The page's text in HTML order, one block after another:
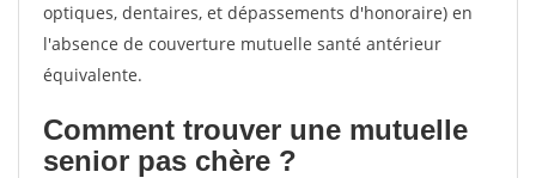
optiques, dentaires, et dépassements d'honoraire) en
l'absence de couverture mutuelle santé antérieur
équivalente.
Comment trouver une mutuelle
senior pas chère ?